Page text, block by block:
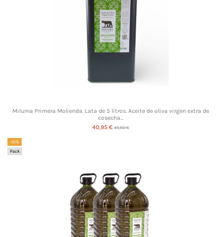
Miluma Primera Molienda. Lata de 5 litros. Aceite de oliva virgen extra de
cosecha...
40,95 €45,50 €
-10%
Pack